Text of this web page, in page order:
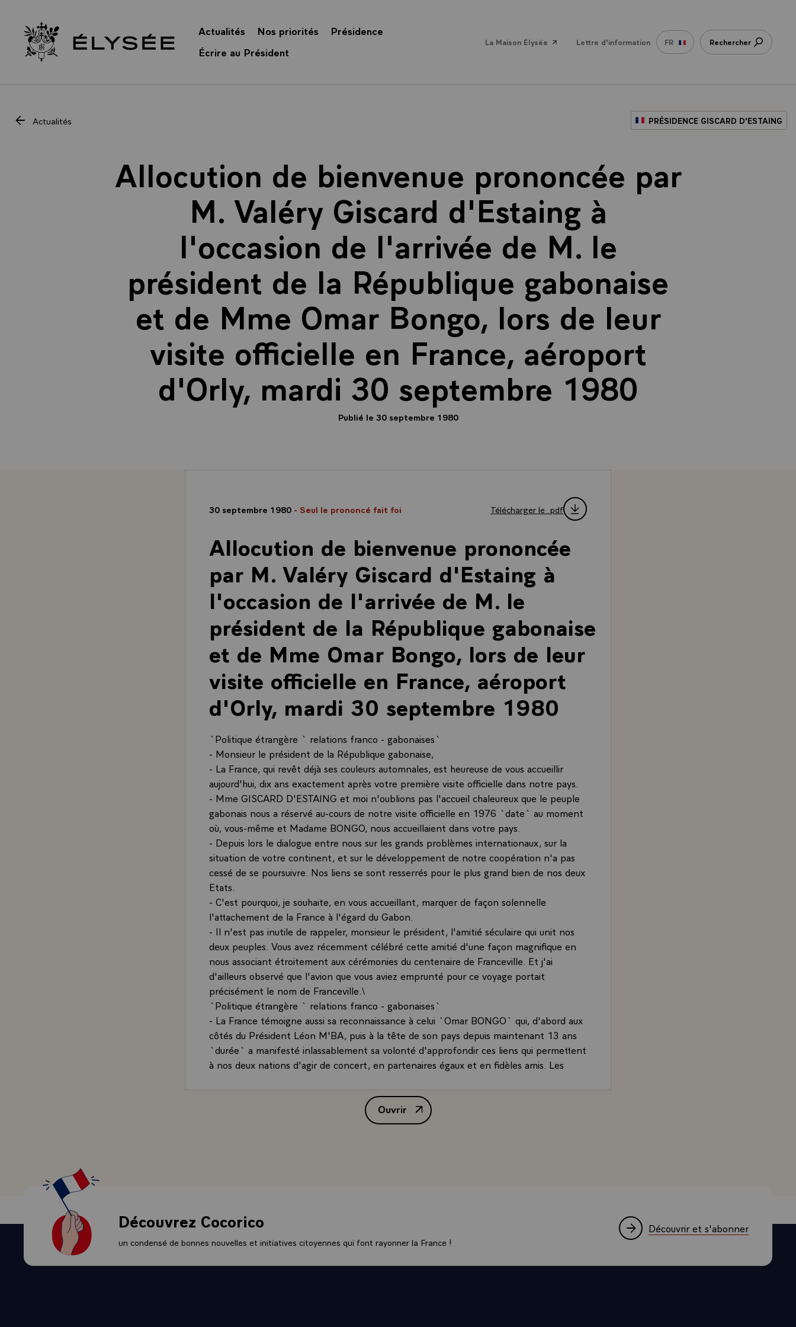
Retour à l’accueil Élysée
Actualités Nos priorités
Présidence
Écrire au Président
La Maison Élysée Lettre d'information FR Rechercher
Actualités PRÉSIDENCE GISCARD D'ESTAING
Allocution de bienvenue prononcée par
M. Valéry Giscard d'Estaing à
l'occasion de l'arrivée de M. le
président de la République gabonaise
et de Mme Omar Bongo, lors de leur
visite officielle en France, aéroport
d'Orly, mardi 30 septembre 1980
Publié le 30 septembre 1980
30 septembre 1980 - Seul le prononcé fait foi Télécharger le .pdf
Allocution de bienvenue prononcée
par M. Valéry Giscard d'Estaing à
l'occasion de l'arrivée de M. le
président de la République gabonaise
et de Mme Omar Bongo, lors de leur
visite officielle en France, aéroport
d'Orly, mardi 30 septembre 1980
`Politique étrangère ` relations franco - gabonaises`
- Monsieur le président de la République gabonaise,
- La France, qui revêt déjà ses couleurs automnales, est heureuse de vous accueillir
aujourd'hui, dix ans exactement après votre première visite officielle dans notre pays.
- Mme GISCARD D'ESTAING et moi n'oublions pas l'accueil chaleureux que le peuple
gabonais nous a réservé au-cours de notre visite officielle en 1976 `date` au moment
où, vous-même et Madame BONGO, nous accueillaient dans votre pays.
- Depuis lors le dialogue entre nous sur les grands problèmes internationaux, sur la
situation de votre continent, et sur le développement de notre coopération n'a pas
cessé de se poursuivre. Nos liens se sont resserrés pour le plus grand bien de nos deux
Etats.
- C'est pourquoi, je souhaite, en vous accueillant, marquer de façon solennelle
l'attachement de la France à l'égard du Gabon.
- Il n'est pas inutile de rappeler, monsieur le président, l'amitié séculaire qui unit nos
deux peuples. Vous avez récemment célébré cette amitié d'une façon magnifique en
nous associant étroitement aux cérémonies du centenaire de Franceville. Et j'ai
d'ailleurs observé que l'avion que vous aviez emprunté pour ce voyage portait
précisément le nom de Franceville.\
`Politique étrangère ` relations franco - gabonaises`
- La France témoigne aussi sa reconnaissance à celui `Omar BONGO` qui, d'abord aux
côtés du Président Léon M'BA, puis à la tête de son pays depuis maintenant 13 ans
`durée` a manifesté inlassablement sa volonté d'approfondir ces liens qui permettent
à nos deux nations d'agir de concert, en partenaires égaux et en fidèles amis. Les
l'actualité pèse de tout son poids sur la situation du monde. Votre attachement à la
cause de la paix et du développement en Afrique, ainsi que vos éminentes qualités
d'homme de dialogue, nous permettront de conduire ces entretiens avec confiance et
président de la République gabonaise avec Madame BONGO et que nous souhaitons,
avec le peuple français qui vous accueille et pour le peuple gabonais, que vous
Ouvrir
Allocution de bienvenue prononcée par M. Valéry Giscard d'Estaing à l'occasion de
Découvrez Cocorico
un condensé de bonnes nouvelles et initiatives citoyennes qui font rayonner la France !
Découvrir et s'abonner